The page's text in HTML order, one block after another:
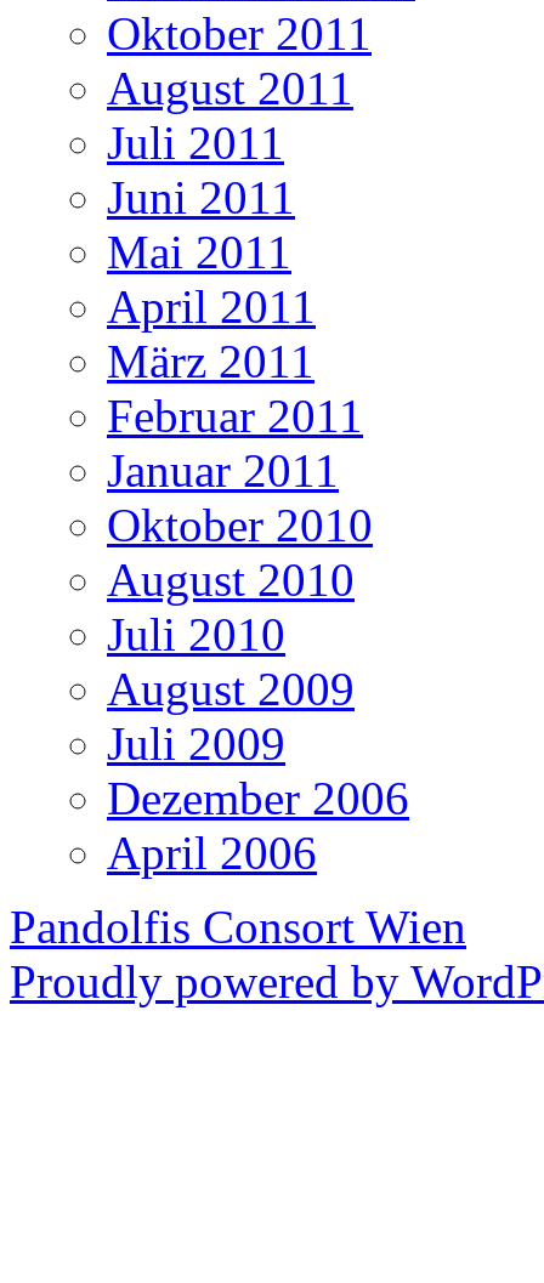
Oktober 2011
August 2011
Juli 2011
Juni 2011
Mai 2011
April 2011
März 2011
Februar 2011
Januar 2011
Oktober 2010
August 2010
Juli 2010
August 2009
Juli 2009
Dezember 2006
April 2006
Pandolfis Consort Wien
Proudly powered by